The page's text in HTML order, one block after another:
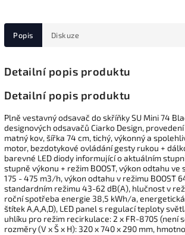
Popis Diskuze
Detailní popis produktu
Detailní popis produktu
Plně vestavný odsavač do skříňky SU Mini 74
designových odsavačů Ciarko Design,
matný kov, šířka 74 cm, tichý, výkonný a
motor, bezdotykové ovládání gesty rukou +
barevné LED diody informující o aktuálním
stupně výkonu + režim BOOST, výkon odtahu
175 - 475 m3/h, výkon odtahu v režimu BOOST
standardním režimu 43-62 dB(A), hlučnost v
roční spotřeba energie 38,5 kWh/a,
štítek A,A,A,D), LED panel s regulací teploty
uhlíku pro režim recirkulace: 2 x FR-8705 (není
rozměry (V x Š x H): 320 x 740 x 290 mm,